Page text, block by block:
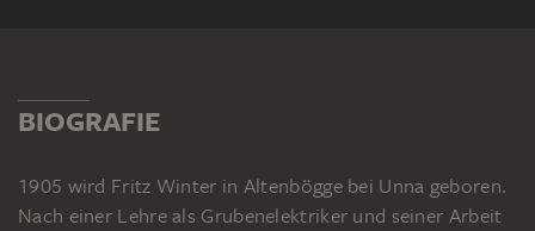
BIOGRAFIE
1905 wird Fritz Winter in Altenbögge bei Unna geboren.
Nach einer Lehre als Grubenelektriker und seiner Arbeit